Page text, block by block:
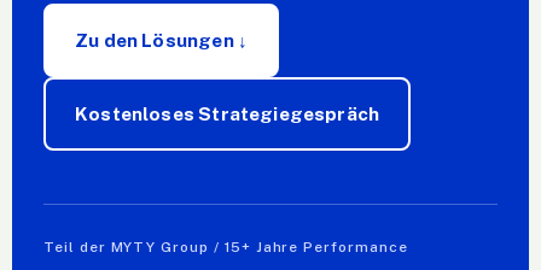
Zu den Lösungen ↓
Kostenloses Strategiegespräch
Teil der MYTY Group / 15+ Jahre Performance